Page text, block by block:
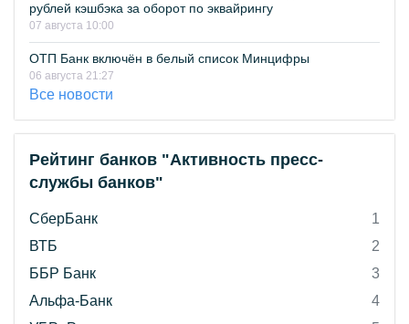
рублей кэшбэка за оборот по эквайрингу
07 августа 10:00
ОТП Банк включён в белый список Минцифры
06 августа 21:27
Все новости
Рейтинг банков "Активность пресс-
службы банков"
СберБанк
1
ВТБ
2
ББР Банк
3
Альфа-Банк
4